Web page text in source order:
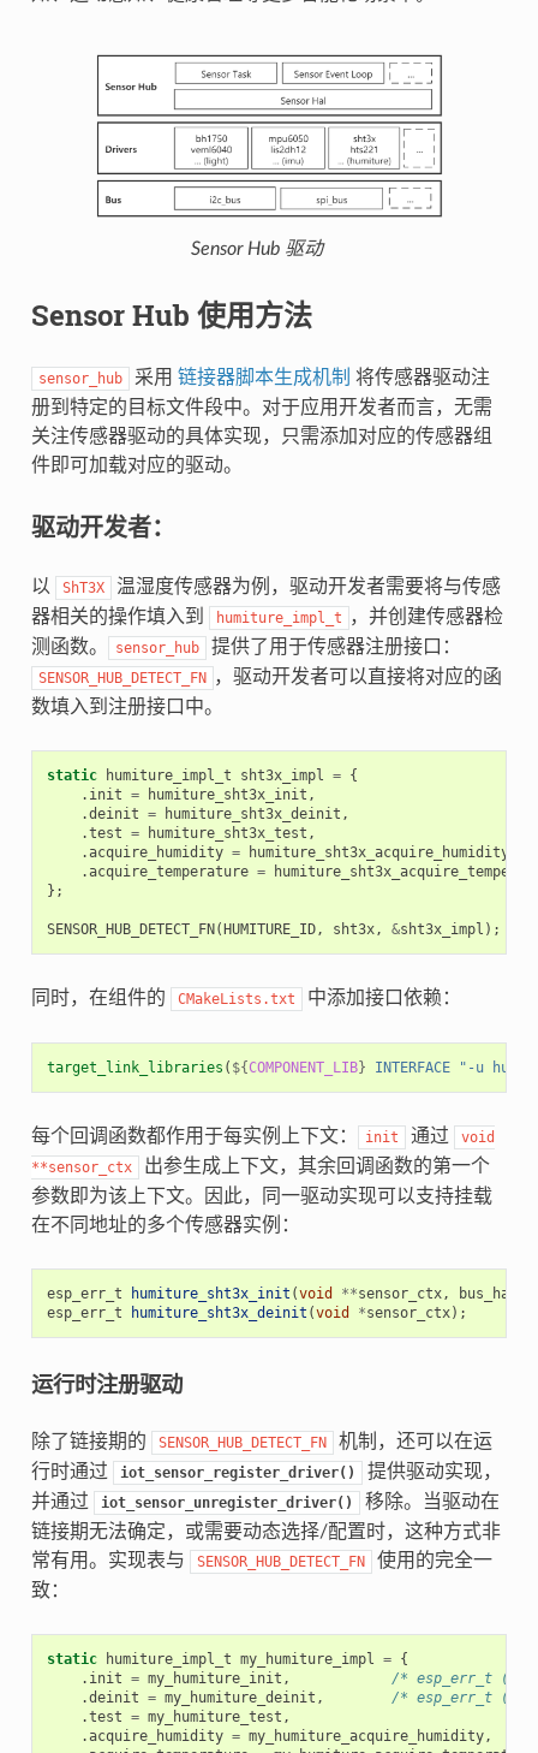
Sensor Hub 驱动
Sensor Hub 使用方法
sensor_hub 采用 链接器脚本生成机制 将传感器驱动注
册到特定的目标文件段中。对于应用开发者而言，无需
关注传感器驱动的具体实现，只需添加对应的传感器组
件即可加载对应的驱动。
驱动开发者：
以 ShT3X
温湿度传感器为例，驱动开发者需要将与传感
器相关的操作填入到
humiture_impl_t
，并创建传感器检
测函数。
sensor_hub 提供了用于传感器注册接口：
SENSOR_HUB_DETECT_FN
，驱动开发者可以直接将对应的函
数填入到注册接口中。
static humiture_impl_t sht3x_impl = {
. init = humiture_sht3x_init ,
.deinit = humiture_sht3x_deinit ,
.test = humiture_sht3x_test ,
.acquire_humidity = humiture_sht3x_acquire_humidity
.acquire_temperature =
};
SENSOR_HUB_DETECT_FN ( HUMITURE_ID, sht3x, &sht3x_impl );
同时，在组件的 CMakeLists.txt 中添加接口依赖：
target_link_libraries ( ${COMPONENT_LIB} INTERFACE "-u
每个回调函数都作用于每实例上下文： init 通过
void
**sensor_ctx
出参生成上下文，其余回调函数的第一个
参数即为该上下文。因此，同一驱动实现可以支持挂载
在不同地址的多个传感器实例：
esp_err_t humiture_sht3x_init (void **sensor_ctx,
esp_err_t
humiture_sht3x_deinit (void *sensor_ctx);
运行时注册驱动
除了链接期的 SENSOR_HUB_DETECT_FN
机制，还可以在运
行时通过
iot_sensor_register_driver()
提供驱动实现，
并通过
iot_sensor_unregister_driver()
移除。当驱动在
链接期无法确定，或需要动态选择/配置时，这种方式非
常有用。实现表与
SENSOR_HUB_DETECT_FN
使用的完全一
致：
static humiture_impl_t my_humiture_impl = {
. init = my_humiture_init ,
/* esp_err_t
.deinit = my_humiture_deinit ,
/* esp_err_t
.test = my_humiture_test ,
.acquire_humidity = my_humiture_acquire_humidity,